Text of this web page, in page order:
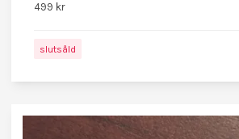
499 kr
slutsåld